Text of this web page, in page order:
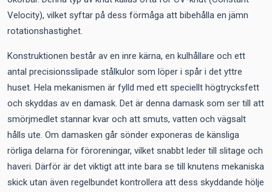
Velocity), vilket syftar på dess förmåga att bibehålla en jämn
rotationshastighet.
Konstruktionen består av en inre kärna, en kulhållare och ett
antal precisionsslipade stålkulor som löper i spår i det yttre
huset. Hela mekanismen är fylld med ett speciellt högtrycksfett
och skyddas av en damask. Det är denna damask som ser till att
smörjmedlet stannar kvar och att smuts, vatten och vägsalt
hålls ute. Om damasken går sönder exponeras de känsliga
rörliga delarna för föroreningar, vilket snabbt leder till slitage och
haveri. Därför är det viktigt att inte bara se till knutens mekaniska
skick utan även regelbundet kontrollera att dess skyddande hölje